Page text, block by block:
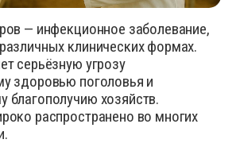
— инфекционное заболевание,
клинических формах.
серьёзную угрозу
здоровью поголовья и
благополучию хозяйств.
распространено во многих